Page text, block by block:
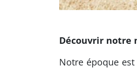
Découvrir notre
Notre époque